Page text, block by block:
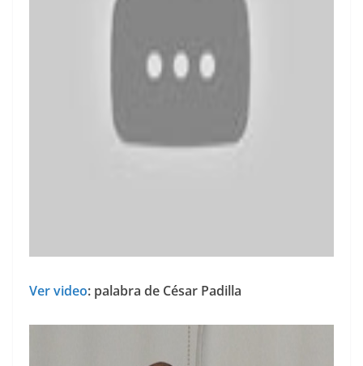
Ver video: palabra de César Padilla